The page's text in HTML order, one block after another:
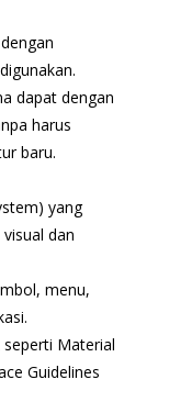
dapat dengan
harus
baru.
yang
dan
menu,
Material
Guidelines